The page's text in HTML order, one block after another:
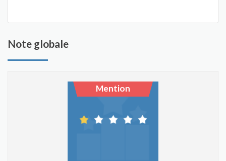
Note globale
Mention